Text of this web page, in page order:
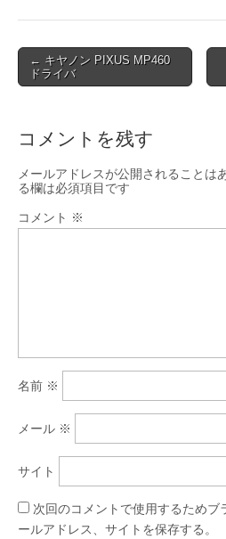
Post
navigation
← キヤノン PIXUS MP460
ドライバ
コメントを残す
メールアドレスが公開されることは
る欄は必須項目です
コメント ※
名前 ※
メール ※
サイト
次回のコメントで使用するためブ
ールアドレス、サイトを保存する。